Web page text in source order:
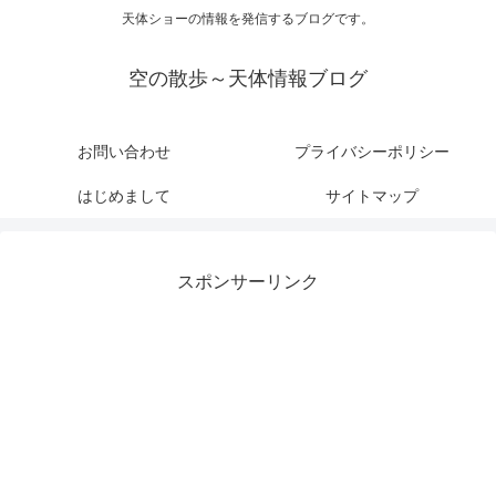
天体ショーの情報を発信するブログです。
空の散歩～天体情報ブログ
お問い合わせ プライバシーポリシー
はじめまして サイトマップ
スポンサーリンク